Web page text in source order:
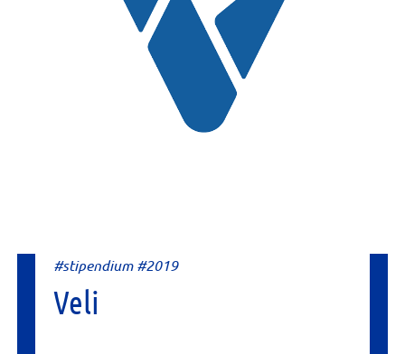
#stipendium #2019
Veli